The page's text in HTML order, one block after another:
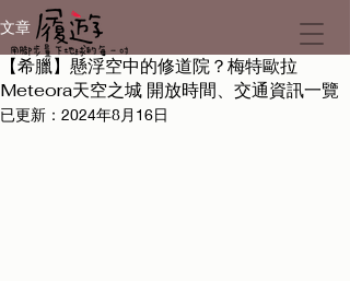
文章
【希臘】懸浮空中的修道院？梅特歐拉
Meteora天空之城 開放時間、交通資訊一覽
已更新： 2024年8月16日